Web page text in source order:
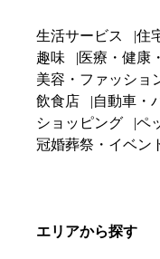
生活サービス 住
趣味
医療・健康
美容・ファッショ
飲食店
自動車・
ショッピング
ペ
冠婚葬祭・イベン
エリアから探す